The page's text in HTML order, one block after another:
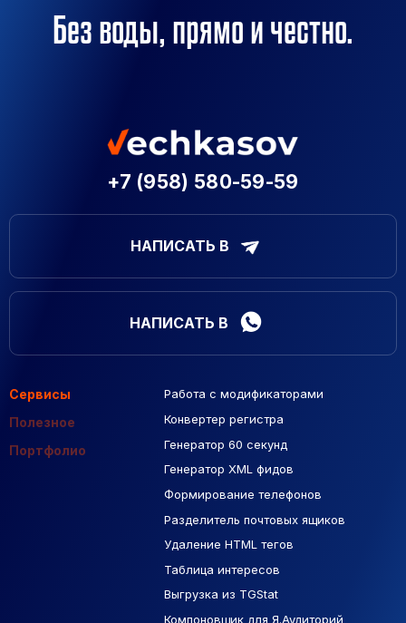
Без воды, прямо и честно.
+7 (958) 580-59-59
НАПИСАТЬ В
НАПИСАТЬ В
Сервисы
Полезное
Портфолио
Работа с модификаторами
Конвертер регистра
Генератор 60 секунд
Генератор XML фидов
Формирование телефонов
Разделитель почтовых ящиков
Удаление HTML тегов
Таблица интересов
Выгрузка из TGStat
Компоновщик для Я.Аудиторий
Подборка сайтов
Макеты Figma
База Яндекс Карты
РСЯ площадки
Созданные сайты
Контекстная реклама